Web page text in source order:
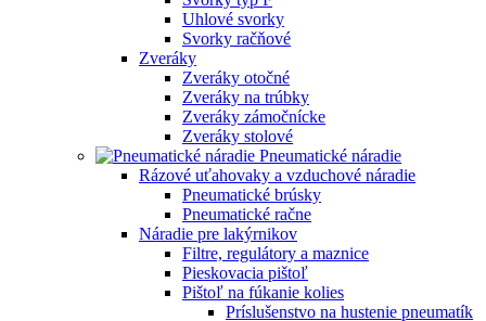
Uhlové svorky
Svorky račňové
Zveráky
Zveráky otočné
Zveráky na trúbky
Zveráky zámočnícke
Zveráky stolové
Pneumatické náradie
Rázové uťahovaky a vzduchové náradie
Pneumatické brúsky
Pneumatické račne
Náradie pre lakýrnikov
Filtre, regulátory a maznice
Pieskovacia pištoľ
Pištoľ na fúkanie kolies
Príslušenstvo na hustenie pneumatík